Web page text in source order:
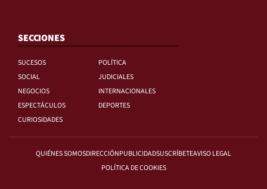
SECCIONES
SUCESOS
POLÍTICA
SOCIAL
JUDICIALES
NEGOCIOS
INTERNACIONALES
ESPECTÁCULOS
DEPORTES
CURIOSIDADES
QUIÉNES SOMOSDIRECCIÓNPUBLICIDADSUSCRÍBETEAVISO LEGAL
POLÍTICA DE COOKIES